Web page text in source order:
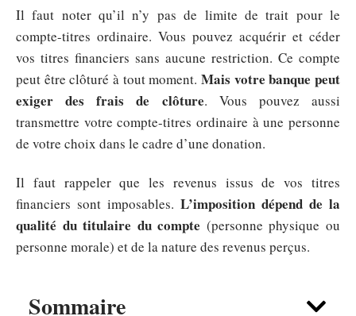
Sommaire
Il faut noter qu’il n’y pas de limite de trait pour le
compte-titres ordinaire. Vous pouvez acquérir et céder
vos titres financiers sans aucune restriction. Ce compte
peut être clôturé à tout moment. Mais votre banque peut
exiger des frais de clôture. Vous pouvez aussi
transmettre votre compte-titres ordinaire à une personne
de votre choix dans le cadre d’une donation.
Il faut rappeler que les revenus issus de vos titres
financiers sont imposables. L’imposition dépend de la
qualité du titulaire du compte (personne physique ou
personne morale) et de la nature des revenus perçus.